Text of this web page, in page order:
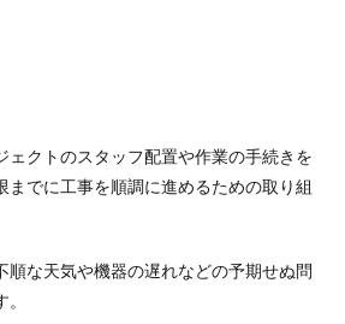
ェクトのスタッフ配置や作業の手続きを
までに工事を順調に進めるための取り組
順な天気や機器の遅れなどの予期せぬ問